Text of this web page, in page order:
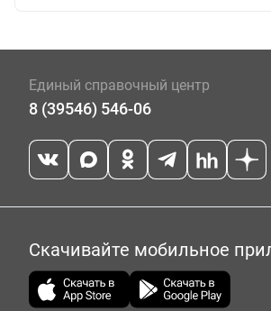
Единый справочный центр
8 (39546) 546-06
Скачивайте мобильное